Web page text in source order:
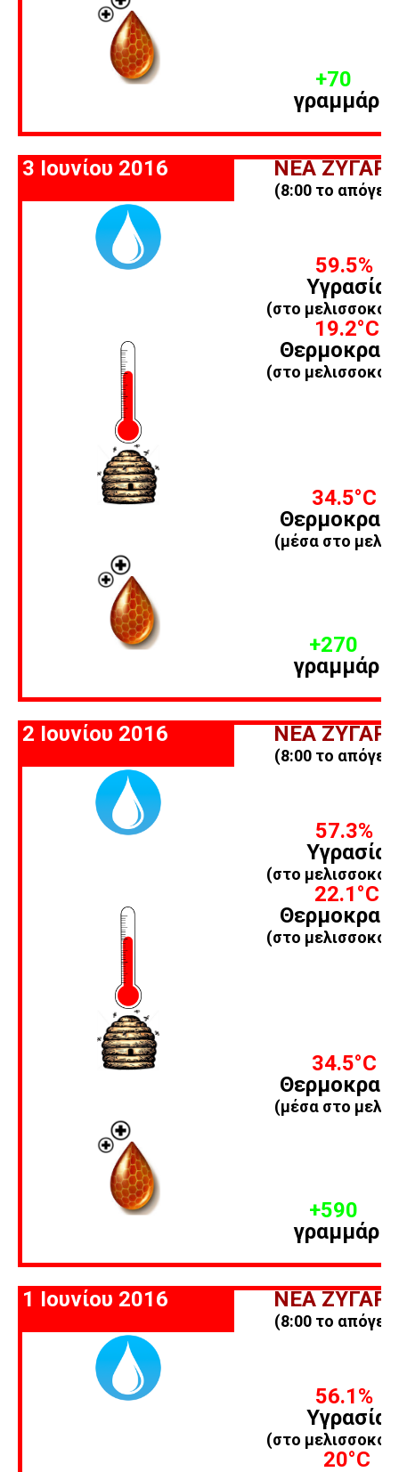
+70
γραμμάρια
3 Ιουνίου 2016 ΝΕΑ
(8:00 το
59.5%
Υγρασία
(στο
19.2°C
(στο
34.5°C
(μέσα στο
+270
γραμμάρια
2 Ιουνίου 2016 ΝΕΑ
(8:00 το
57.3%
Υγρασία
(στο
22.1°C
(στο
34.5°C
(μέσα στο
+590
γραμμάρια
1 Ιουνίου 2016 ΝΕΑ
(8:00 το
56.1%
Υγρασία
(στο
20°C